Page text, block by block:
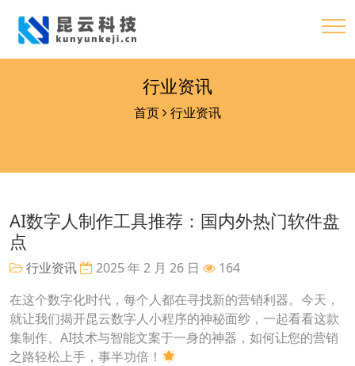
行业资讯
首页 行业资讯
AI数字人制作工具推荐：国内外热门软件盘
点
行业资讯 2025 年 2 月 26 日
164
在这个数字化时代，每个人都在寻找新的营销利器。今天，
就让我们揭开昆云数字人小程序的神秘面纱，一起看看这款
集制作、AI技术与智能文案于一身的神器，如何让您的营销
之路轻松上手，事半功倍！